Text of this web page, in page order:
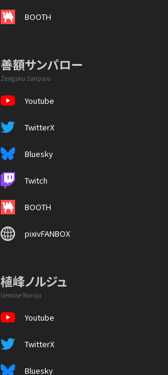
BOOTH
善額サンパロー
Zengaku Sanparo
Youtube
TwitterX
Bluesky
Twitch
BOOTH
pixivFANBOX
植峰ノルジュ
Uemine Noruju
Youtube
TwitterX
Bluesky